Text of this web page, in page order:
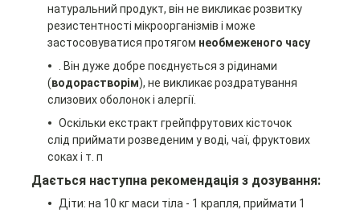
натуральний продукт, він не викликає розвитку
резистентності мікроорганізмів і може
застосовуватися протягом необмеженого часу
. Він дуже добре поєднується з рідинами
(водорастворім), не викликає роздратування
слизових оболонок і алергії.
Оскільки екстракт грейпфрутових кісточок
слід приймати розведеним у воді, чаї, фруктових
соках і т. п
Дається наступна рекомендація з дозування:
Діти: на 10 кг маси тіла - 1 крапля, приймати 1